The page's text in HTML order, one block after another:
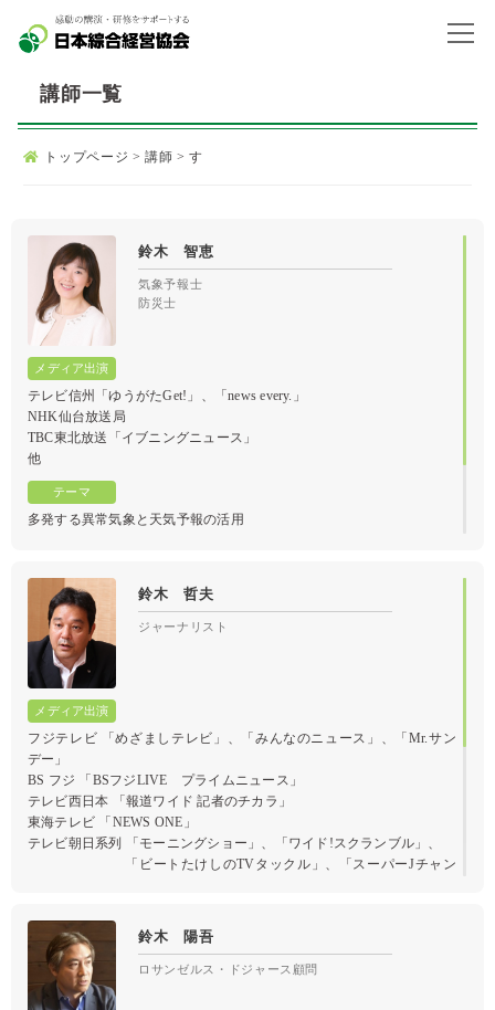
講師一覧
トップページ >講師 >す
鈴木 智恵
気象予報士
防災士
テレビ信州「ゆうがたGet!」、「news every.」
NHK仙台放送局
TBC東北放送「イブニングニュース」
他
多発する異常気象と天気予報の活用
鈴木 哲夫
ジャーナリスト
フジテレビ 「めざましテレビ」、「みんなのニュース」、「Mr.サン
デー」
BS フジ 「BSフジLIVE プライムニュース」
テレビ西日本 「報道ワイド 記者のチカラ」
東海テレビ 「NEWS ONE」
テレビ朝日系列 「モーニングショー」、「ワイド!スクランブル」、
「ビートたけしのTVタックル」、「スーパーJチャン
TOKYO MX 「田村淳の訊きたい放題!」
関西テレビ 「報道RUNNER」
鈴木 陽吾
ロサンゼルス・ドジャース顧問